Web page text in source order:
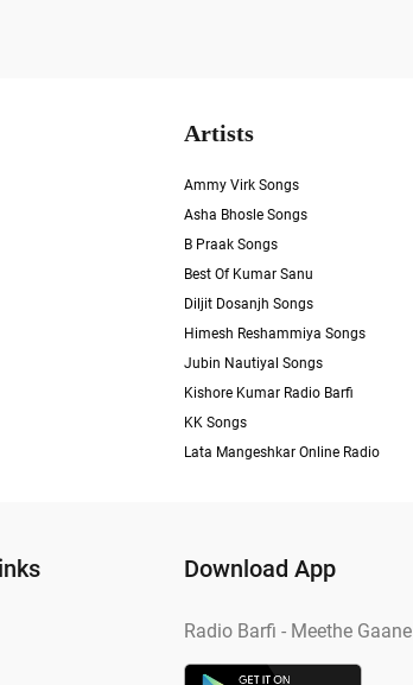
Artists
Ammy Virk Songs
Asha Bhosle Songs
B Praak Songs
Best Of Kumar Sanu
Diljit Dosanjh Songs
Himesh Reshammiya Songs
Jubin Nautiyal Songs
Kishore Kumar Radio Barfi
KK Songs
Lata Mangeshkar Online Radio
Download App
Radio Barfi - Meethe Gaane